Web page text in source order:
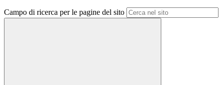
Campo di ricerca per le pagine del sito